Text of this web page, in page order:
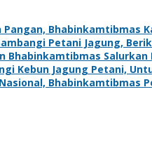
Bhabinkamtibmas
Petani Jagung,
Bhabinkamtibmas
Kebun Jagung Petani,
Bhabinkamtibmas